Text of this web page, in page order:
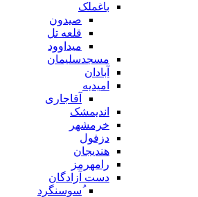
باغملک
صیدون
قلعه تل
میداوود
مسجدسلیمان
آبادان
امیدیه
آقاجاری
اندیمشک
خرمشهر
دزفول
هندیجان
رامهرمز
دست آزادگان
ُسوسنگرد